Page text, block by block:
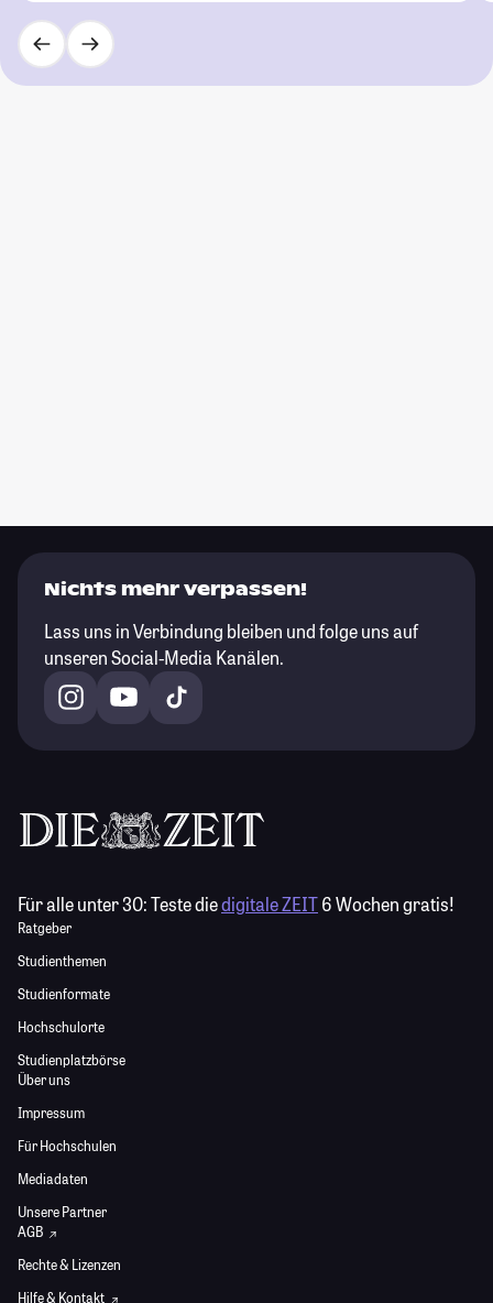
Nichts mehr verpassen!
Lass uns in Verbindung bleiben und folge uns auf
unseren Social-Media Kanälen.
Für alle unter 30:Teste diedigitale ZEIT6 Wochen gratis!
Ratgeber
Studienthemen
Studienformate
Hochschulorte
Studienplatzbörse
Über uns
Impressum
Für Hochschulen
Mediadaten
Unsere Partner
AGB
Rechte & Lizenzen
Hilfe & Kontakt